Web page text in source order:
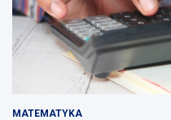
MATEMATYKA